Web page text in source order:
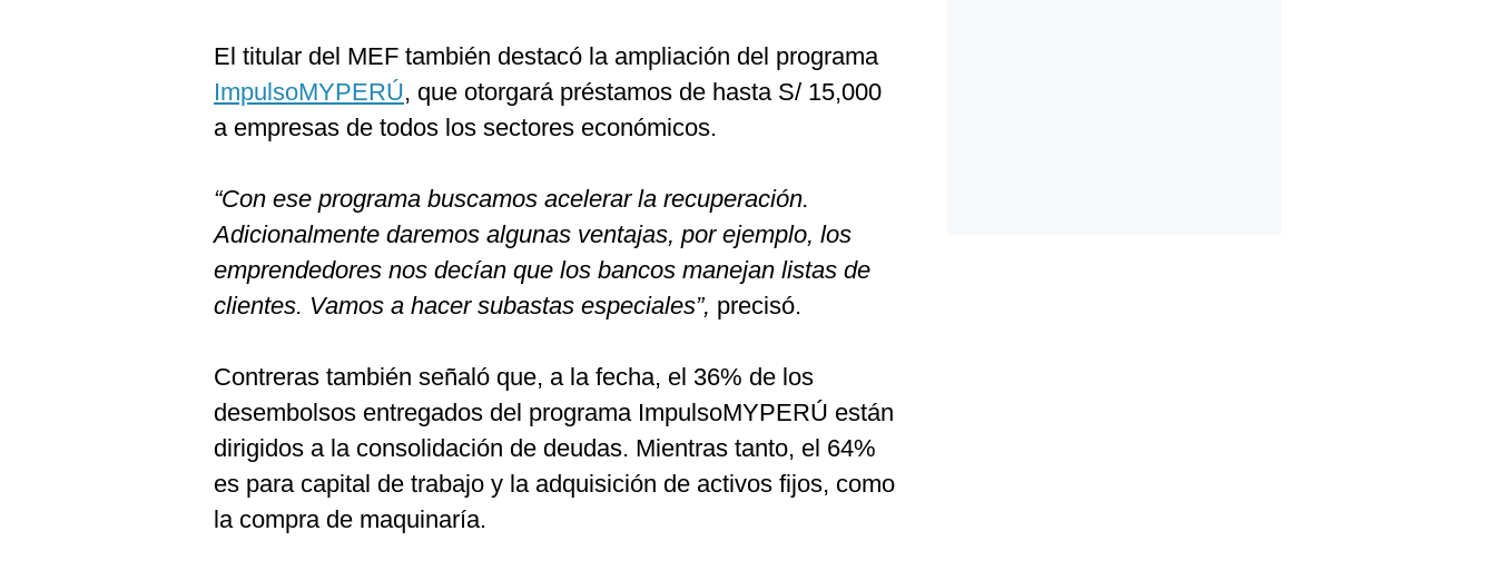
El titular del MEF también destacó la ampliación del programa
ImpulsoMYPERÚ, que otorgará préstamos de hasta S/ 15,000
a empresas de todos los sectores económicos.
“Con ese programa buscamos acelerar la recuperación.
Adicionalmente daremos algunas ventajas, por ejemplo, los
emprendedores nos decían que los bancos manejan listas de
clientes. Vamos a hacer subastas especiales”, precisó.
Contreras también señaló que, a la fecha, el 36% de los
desembolsos entregados del programa ImpulsoMYPERÚ están
dirigidos a la consolidación de deudas. Mientras tanto, el 64%
es para capital de trabajo y la adquisición de activos fijos, como
la compra de maquinaría.